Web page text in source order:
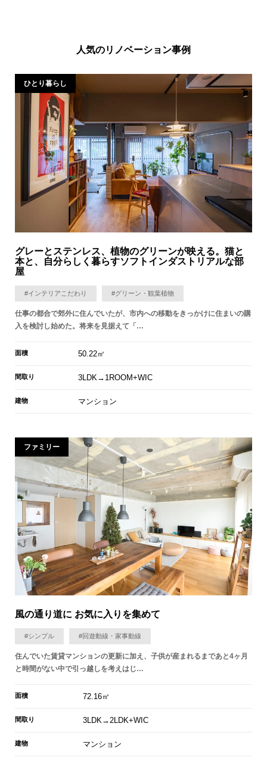
人気のリノベーション事例
ひとり暮らし
グレーとステンレス、植物のグリーンが映える。猫と
本と、自分らしく暮らすソフトインダストリアルな部
屋
#インテリアこだわり #グリーン・観葉植物
仕事の都合で郊外に住んでいたが、市内への移動をきっかけに住まいの購
入を検討し始めた。将来を見据えて「…
面積 50.22㎡
間取り 3LDK→1ROOM+WIC
建物 マンション
ファミリー
風の通り道に お気に入りを集めて
#シンプル #回遊動線・家事動線
住んでいた賃貸マンションの更新に加え、子供が産まれるまであと4ヶ月
と時間がない中で引っ越しを考えはじ…
面積 72.16㎡
間取り 3LDK→2LDK+WIC
建物 マンション